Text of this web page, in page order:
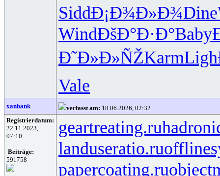
SiddÐ¡Ð¾Ð»Ð¾Dine
WindÐšÐ°Ð·Ð°Baby
Ð˜Ð»Ð»ÑŽKarmLigh
Vale
xanbank verfasst am: 18.06.2026, 02:32
Registrierdatum:
22.11.2023,
07:10
Beiträge:
591758
geartreating.ru
landuseratio.ru
papercoating.ru